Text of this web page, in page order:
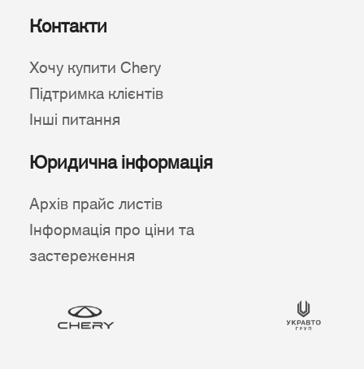
Контакти
Хочу купити Chery
Підтримка клієнтів
Інші питання
Юридична інформація
Архів прайс листів
Інформація про ціни та
застереження